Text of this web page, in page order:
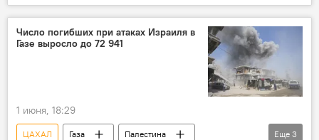
Ливан
Ближний Восток
Число погибших при атаках Израиля в
Газе выросло до 72 941
1 июня, 18:29
ЦАХАЛ Газа
Палестина
Еще 3